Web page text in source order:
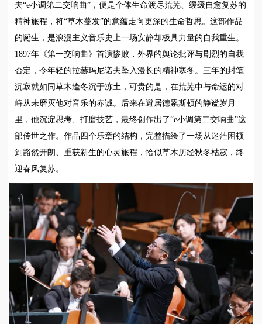
夫“e小调第二交响曲”，便是个体生命渡尽荒芜、缓缓自愈复苏的
精神旅程，将“草木蔓发”的意蕴走向更深的生命哲思。这部作品
的诞生，是浪漫主义音乐史上一场安静却极具力量的自我重生。
1897年《第一交响曲》首演惨败，外界的舆论批评与剧烈的自我
否定，令年轻的拉赫玛尼诺夫坠入漫长的精神寒冬。三年的封笔
沉寂就如同草木逢冬沉于冻土，可贵的是，在荒芜中与命运的对
峙从未磨灭他对音乐的赤诚。后来在避居德累斯顿的静谧岁月
里，他沉淀思考、打磨技艺，最终创作出了“e小调第二交响曲”这
部传世之作。作品四个乐章的结构，完整描绘了一场从迷茫困顿
到豁然开朗、重获新生的心灵旅程，恰似草木历经秋冬枯寂，终
迎春风复苏。